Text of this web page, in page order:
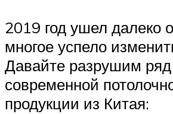
2019 год ушел далеко
многое успело
Давайте разрушим
современной
продукции из Китая: